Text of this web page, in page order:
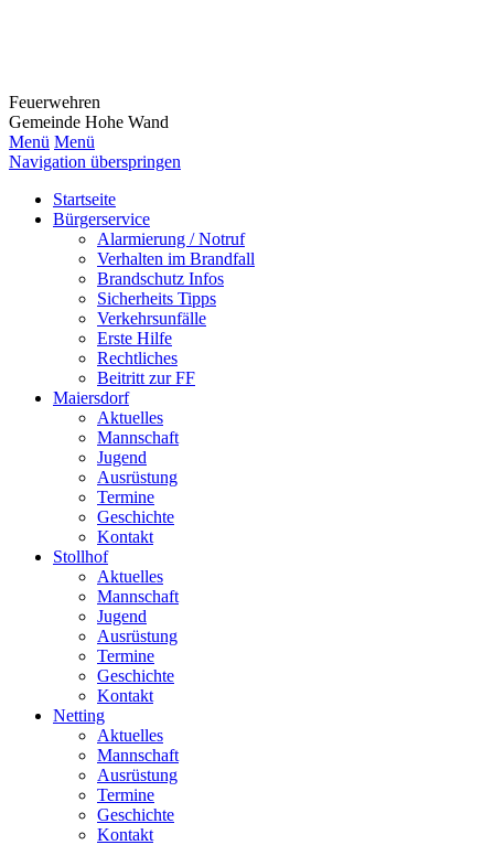
Feuerwehren
Gemeinde Hohe Wand
Menü Menü
Navigation überspringen
Startseite
Bürgerservice
Alarmierung / Notruf
Verhalten im Brandfall
Brandschutz Infos
Sicherheits Tipps
Verkehrsunfälle
Erste Hilfe
Rechtliches
Beitritt zur FF
Maiersdorf
Aktuelles
Mannschaft
Jugend
Ausrüstung
Termine
Geschichte
Kontakt
Stollhof
Aktuelles
Mannschaft
Jugend
Ausrüstung
Termine
Geschichte
Kontakt
Netting
Aktuelles
Mannschaft
Ausrüstung
Termine
Geschichte
Kontakt